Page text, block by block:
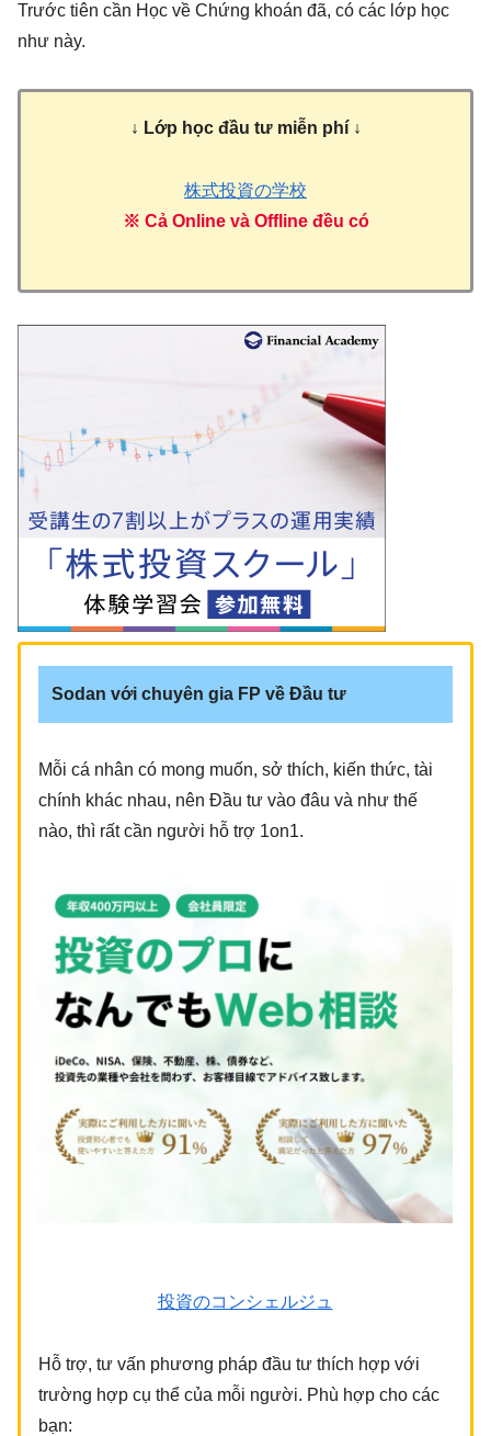
Trước tiên cần Học về Chứng khoán đã, có các lớp học
như này.
↓ Lớp học đầu tư miễn phí↓
株式投資の学校
※ Cả Online và Offline đều có
Sodan với chuyên gia FP về Đầu tư
Mỗi cá nhân có mong muốn, sở thích, kiến thức, tài
chính khác nhau, nên Đầu tư vào đâu và như thế
nào, thì rất cần người hỗ trợ 1on1.
投資のコンシェルジュ
Hỗ trợ, tư vấn phương pháp đầu tư thích hợp với
trường hợp cụ thể của mỗi người. Phù hợp cho các
bạn: